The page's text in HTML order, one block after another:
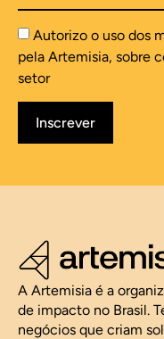
Autorizo o uso dos
pela Artemisia, sobre
setor
Inscrever
A Artemisia é a
de impacto no Brasil.
negócios que criam